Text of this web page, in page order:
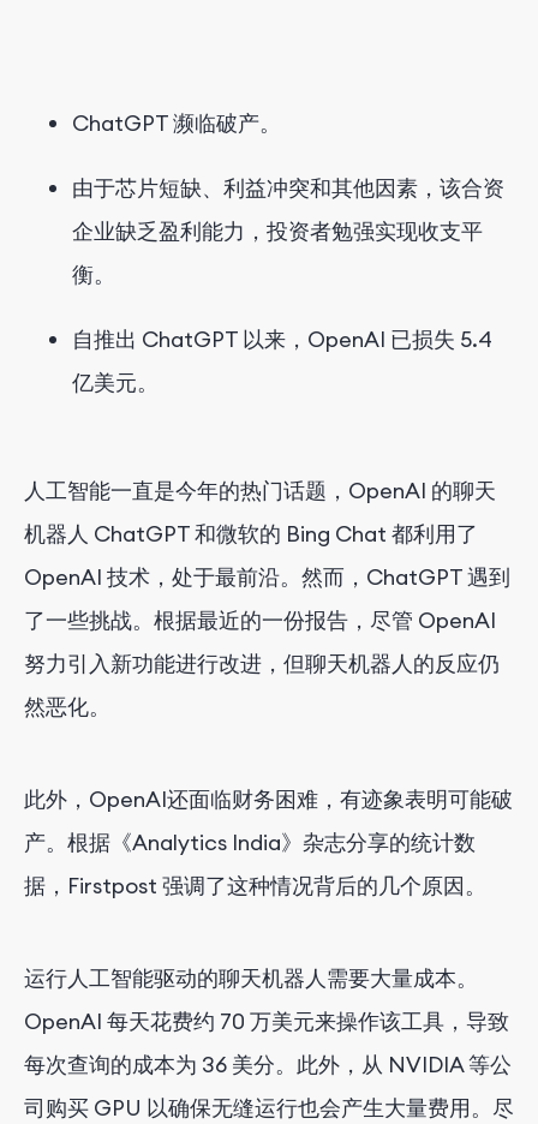
ChatGPT 濒临破产。
由于芯片短缺、利益冲突和其他因素，该合资
企业缺乏盈利能力，投资者勉强实现收支平
衡。
自推出 ChatGPT 以来，OpenAI 已损失 5.4
亿美元。
人工智能一直是今年的热门话题，OpenAI 的聊天
机器人 ChatGPT 和微软的 Bing Chat 都利用了
OpenAI 技术，处于最前沿。然而，ChatGPT 遇到
了一些挑战。根据最近的一份报告，尽管 OpenAI
努力引入新功能进行改进，但聊天机器人的反应仍
然恶化。
此外，OpenAI还面临财务困难，有迹象表明可能破
产。根据《Analytics India》杂志分享的统计数
据，Firstpost 强调了这种情况背后的几个原因。
运行人工智能驱动的聊天机器人需要大量成本。
OpenAI 每天花费约 70 万美元来操作该工具，导致
每次查询的成本为 36 美分。此外，从 NVIDIA 等公
司购买 GPU 以确保无缝运行也会产生大量费用。尽